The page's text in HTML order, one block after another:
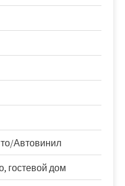
Автовинил
гостевой дом